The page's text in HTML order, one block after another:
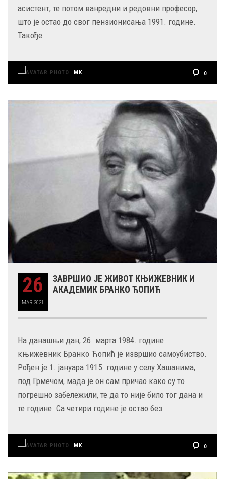
асистент, те потом ванредни и редовни професор,
што је остао до свог пензионисања 1991. године.
Такође
MK 0
26
MAR 2021
ЗАВРШИО ЈЕ ЖИВОТ КЊИЖЕВНИК И
АКАДЕМИК БРАНКО ЋОПИЋ
На данашњи дан, 26. марта 1984. године
књижевник Бранко Ћопић је извршио самоубиство.
Рођен је 1. јануара 1915. године у селу Хашанима,
под Грмечом, мада је он сам причао како су то
погрешно забележили, те да то није било тог дана и
те године. Са четири године је остао без
MK 0